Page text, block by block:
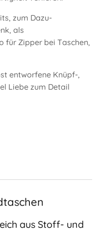
zum Dazu-
als
für Zipper bei Taschen,
entworfene Knüpf-,
Liebe zum Detail
aus Stoff- und